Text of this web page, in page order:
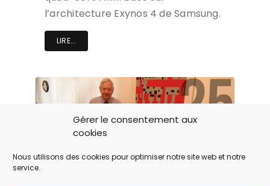
Gérer le consentement aux
cookies
Nous utilisons des cookies pour optimiser notre site web et notre
service.
l’architecture Exynos 4 de Samsung.
LIRE...